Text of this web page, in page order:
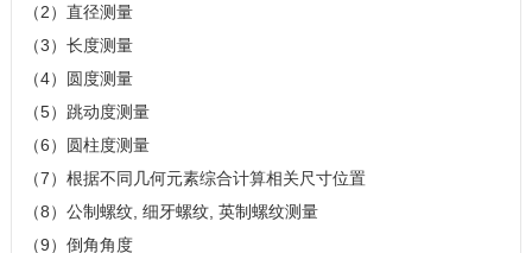
（2）直径测量
（3）长度测量
（4）圆度测量
（5）跳动度测量
（6）圆柱度测量
（7）根据不同几何元素综合计算相关尺寸位置
（8）公制螺纹, 细牙螺纹, 英制螺纹测量
（9）倒角角度